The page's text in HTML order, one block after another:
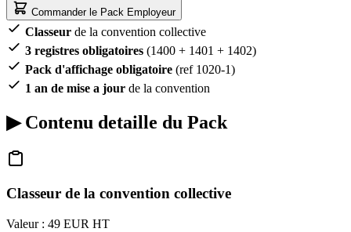
Commander le Pack Employeur
Classeur de la convention collective
3 registres obligatoires (1400 + 1401 + 1402)
Pack d'affichage obligatoire (ref 1020-1)
1 an de mise a jour de la convention
▶Contenu detaille du Pack
Classeur de la convention collective
Valeur : 49 EUR HT